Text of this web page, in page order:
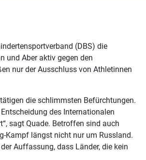
(DBS) die
und Aber aktiv gegen den
nur der Ausschluss von Athletinnen
die schlimmsten Befürchtungen.
des Internationalen
sagt Quade. Betroffen sind auch
Kampf längst nicht nur um Russland.
Auffassung, dass Länder, die kein